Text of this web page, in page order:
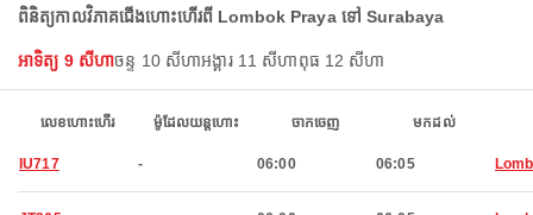
ពិនិត្យកាលវិភាគជើងហោះហើរពី Lombok Praya ទៅ Surabaya
អាទិត្យ 9 សីហាចន្ទ 10 សីហាអង្គារ 11 សីហាពុធ 12 សីហា
លេខហោះហើរ ម៉ូដែលយន្តហោះ ចាកចេញ មកដល់
IU717 - 06:00 06:05